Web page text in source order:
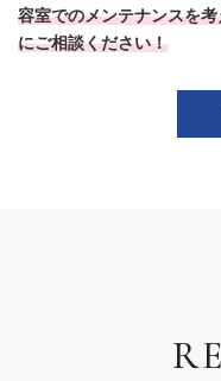
容室でのメンテナンスを
にご相談ください！